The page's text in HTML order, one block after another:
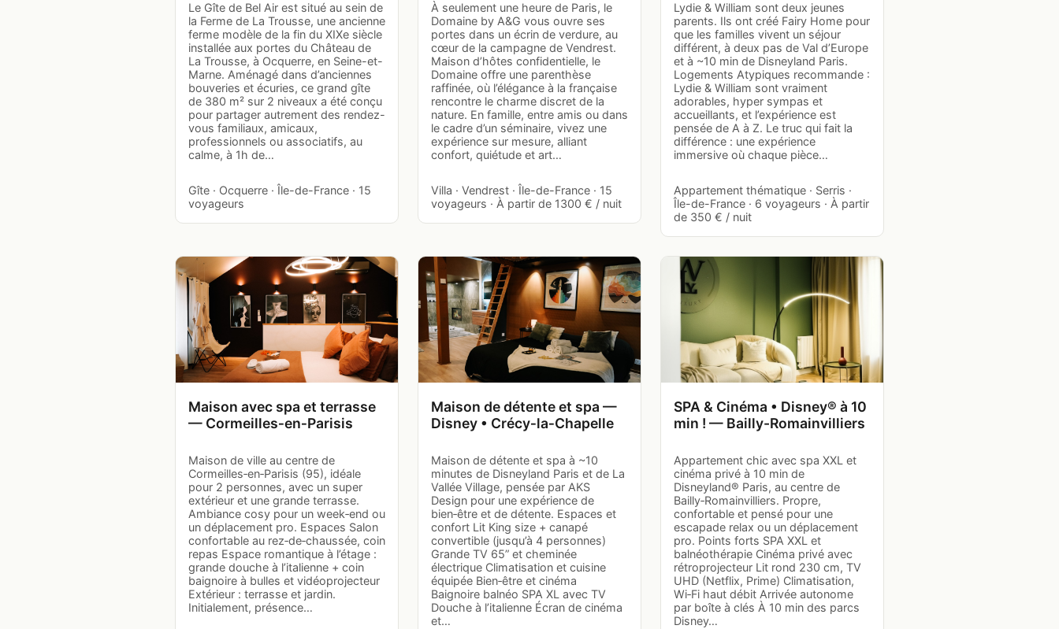
Le Gîte de Bel Air est situé au sein de
la Ferme de La Trousse, une ancienne
ferme modèle de la fin du XIXe siècle
installée aux portes du Château de
La Trousse, à Ocquerre, en Seine-et-
Marne. Aménagé dans d’anciennes
bouveries et écuries, ce grand gîte
de 380 m² sur 2 niveaux a été conçu
pour partager autrement des rendez-
vous familiaux, amicaux,
professionnels ou associatifs, au
calme, à 1h de…
Gîte · Ocquerre · Île-de-France · 15
voyageurs
À seulement une heure de Paris, le
Domaine by A&G vous ouvre ses
portes dans un écrin de verdure, au
cœur de la campagne de Vendrest.
Maison d’hôtes confidentielle, le
Domaine offre une parenthèse
raffinée, où l’élégance à la française
rencontre le charme discret de la
nature. En famille, entre amis ou dans
le cadre d’un séminaire, vivez une
expérience sur mesure, alliant
confort, quiétude et art…
Villa · Vendrest · Île-de-France · 15
voyageurs · À partir de 1300 € / nuit
Lydie & William sont deux jeunes
parents. Ils ont créé Fairy Home pour
que les familles vivent un séjour
différent, à deux pas de Val d’Europe
et à ~10 min de Disneyland Paris.
Logements Atypiques recommande :
Lydie & William sont vraiment
adorables, hyper sympas et
accueillants, et l’expérience est
pensée de A à Z. Le truc qui fait la
différence : une expérience
immersive où chaque pièce…
Appartement thématique · Serris ·
Île-de-France · 6 voyageurs · À partir
de 350 € / nuit
Maison avec spa et terrasse
— Cormeilles‑en‑Parisis
Maison de ville au centre de
Cormeilles‑en‑Parisis (95), idéale
pour 2 personnes, avec un super
extérieur et une grande terrasse.
Ambiance cosy pour un week‑end ou
un déplacement pro. Espaces Salon
confortable au rez‑de‑chaussée, coin
repas Espace romantique à l’étage :
grande douche à l’italienne + coin
baignoire à bulles et vidéoprojecteur
Extérieur : terrasse et jardin.
Initialement, présence…
Maison de détente et spa —
Disney • Crécy‑la‑Chapelle
Maison de détente et spa à ~10
minutes de Disneyland Paris et de La
Vallée Village, pensée par AKS
Design pour une expérience de
bien‑être et de détente. Espaces et
confort Lit King size + canapé
convertible (jusqu’à 4 personnes)
Grande TV 65” et cheminée
électrique Climatisation et cuisine
équipée Bien‑être et cinéma
Baignoire balnéo SPA XL avec TV
Douche à l’italienne Écran de cinéma
et…
SPA & Cinéma • Disney® à 10
min ! — Bailly-Romainvilliers
Appartement chic avec spa XXL et
cinéma privé à 10 min de
Disneyland® Paris, au centre de
Bailly‑Romainvilliers. Propre,
confortable et pensé pour une
escapade relax ou un déplacement
pro. Points forts SPA XXL et
balnéothérapie Cinéma privé avec
rétroprojecteur Lit rond 230 cm, TV
UHD (Netflix, Prime) Climatisation,
Wi‑Fi haut débit Arrivée autonome
par boîte à clés À 10 min des parcs
Disney…